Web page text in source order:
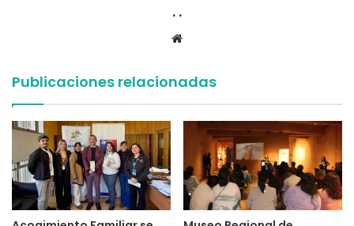
. .
Sitio
Publicaciones relacionadas